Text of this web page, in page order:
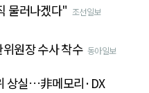
물러나겠다" 조선일보
위원장 수사 착수 동아일보
상실…非메모리·DX